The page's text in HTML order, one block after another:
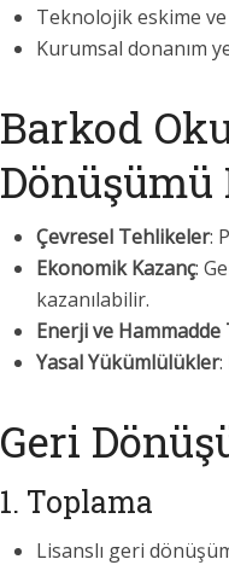
Teknolojik eskime ve
Kurumsal donanım
Barkod
Çevresel Tehlikeler:
Ekonomik Kazanç:
kazanılabilir.
Enerji ve
Yasal Yükümlülükler
Geri
1. Toplama
Lisanslı geri